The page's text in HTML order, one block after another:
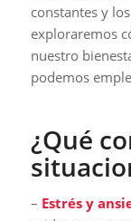
constantes y
exploraremos
nuestro
podemos
¿Qué
– Estrés y